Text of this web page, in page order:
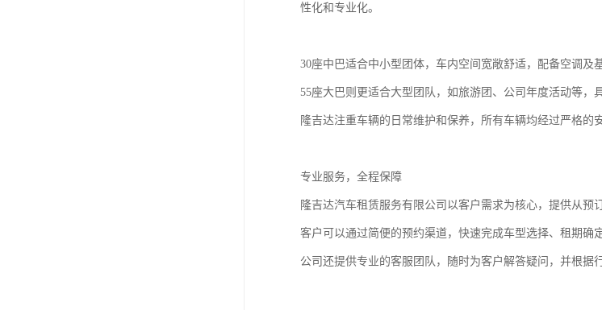
性化和专业化。
30座中巴适合中小型团体，车内空间宽敞舒适，配备空调及
55座大巴则更适合大型团队，如旅游团、公司年度活动等，
隆吉达注重车辆的日常维护和保养，所有车辆均经过严格的
专业服务，全程保障
隆吉达汽车租赁服务有限公司以客户需求为核心，提供从预
客户可以通过简便的预约渠道，快速完成车型选择、租期确
公司还提供专业的客服团队，随时为客户解答疑问，并根据